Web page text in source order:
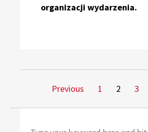
organizacji wydarzenia.
Previous Page
1 Page
2 Page
3